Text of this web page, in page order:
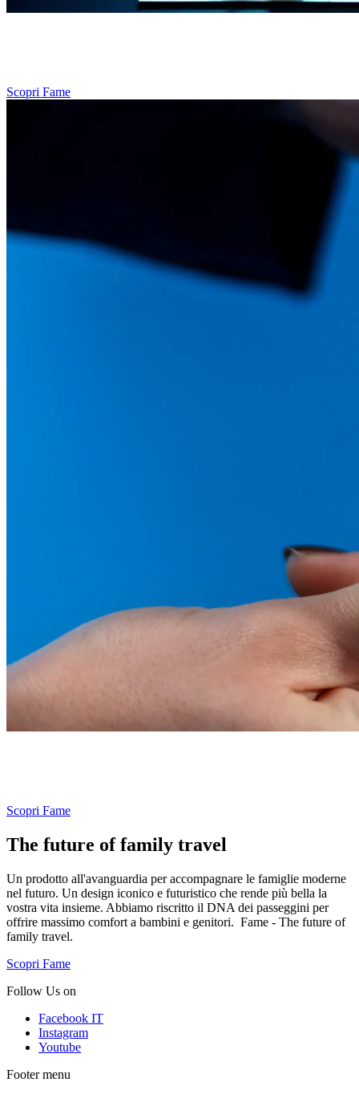
Scopri Fame
Scopri Fame
The future of family travel
Un prodotto all'avanguardia per accompagnare le famiglie moderne
nel futuro. Un design iconico e futuristico che rende più bella la
vostra vita insieme. Abbiamo riscritto il DNA dei passeggini per
offrire massimo comfort a bambini e genitori. Fame - The future of
family travel.
Scopri Fame
Follow Us on
Facebook IT
Instagram
Youtube
Footer menu